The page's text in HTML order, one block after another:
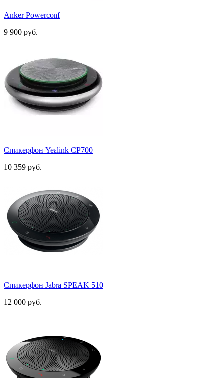
Anker Powerconf
9 900 руб.
Спикерфон Yealink CP700
10 359 руб.
Спикерфон Jabra SPEAK 510
12 000 руб.